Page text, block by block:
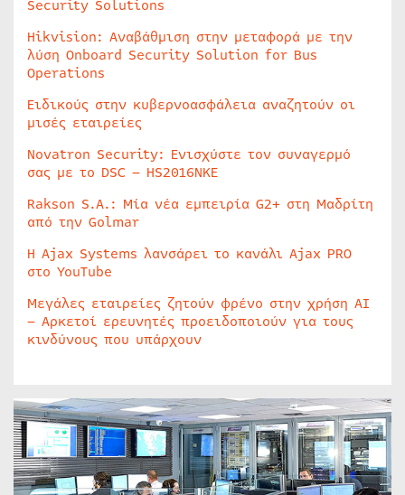
Security Solutions
Hikvision: Αναβάθμιση στην μεταφορά με την
λύση Onboard Security Solution for Bus
Operations
Ειδικούς στην κυβερνοασφάλεια αναζητούν οι
μισές εταιρείες
Novatron Security: Ενισχύστε τον συναγερμό
σας με το DSC – HS2016NKE
Rakson S.A.: Μία νέα εμπειρία G2+ στη Μαδρίτη
από την Golmar
Η Ajax Systems λανσάρει το κανάλι Ajax PRO
στο YouTube
Μεγάλες εταιρείες ζητούν φρένο στην χρήση AI
– Αρκετοί ερευνητές προειδοποιούν για τους
κινδύνους που υπάρχουν